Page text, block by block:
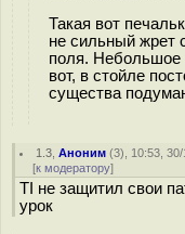
Такая вот
не сильный жрет
поля. Небольшое
вот, в стойле
существа
1.3 ,Аноним (3), 10:53,
[к модератору]
TI не защитил свои
урок